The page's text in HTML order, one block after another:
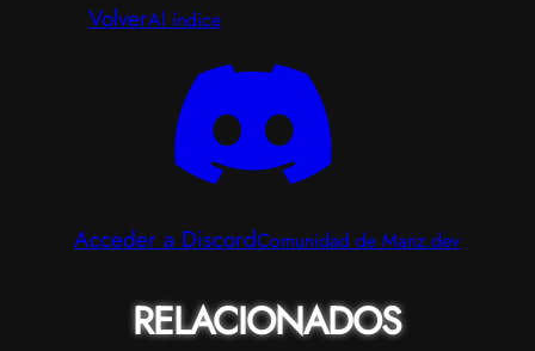
VolverAl índice
Acceder a DiscordComunidad de Manz.dev
RELACIONADOS